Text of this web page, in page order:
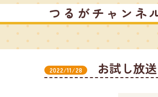
つるがチャンネ
2022/11/28 お試し放送